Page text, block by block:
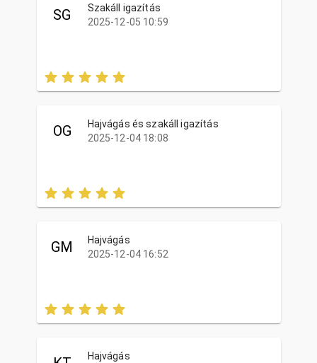
SG
Szakáll igazítás
2025-12-05 10:59
OG
Hajvágás és szakáll igazítás
2025-12-04 18:08
GM
Hajvágás
2025-12-04 16:52
Hajvágás